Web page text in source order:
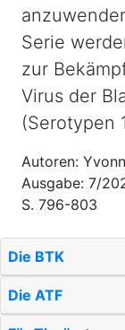
Serie
zur
Virus der
(Serotypen
Autoren:
Ausgabe: 7/
S. 796-803
Die BTK
Die ATF